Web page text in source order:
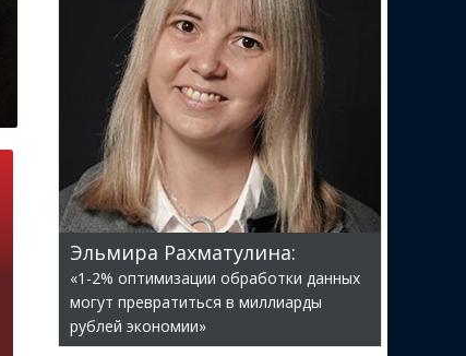
Эльмира Рахматулина:
«1-2% оптимизации обработки данных
могут превратиться в миллиарды
рублей экономии»